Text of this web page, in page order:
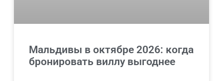
Мальдивы в октябре 2026: когда
бронировать виллу выгоднее